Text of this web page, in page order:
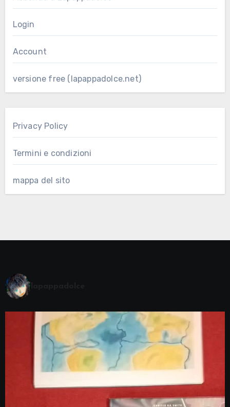
Login
Account
versione free (lapappadolce.net)
Privacy Policy
Termini e condizioni
mappa del sito